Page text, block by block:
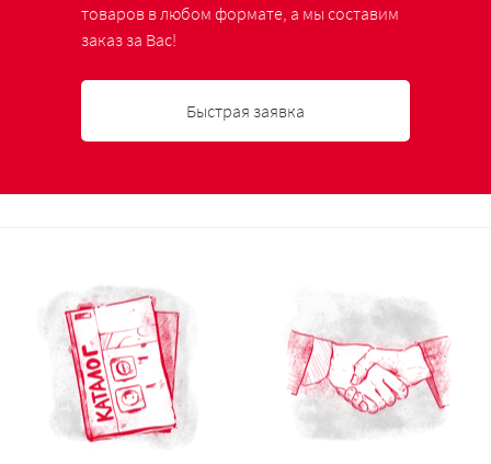
товаров в любом формате, а мы составим
заказ за Вас!
Быстрая заявка